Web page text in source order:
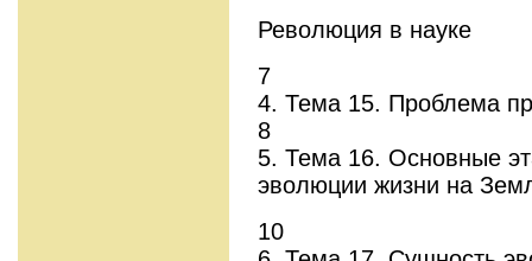
Революция в науке
7
4. Тема 15. Проблема
8
5. Тема 16. Основные
эволюции жизни на
10